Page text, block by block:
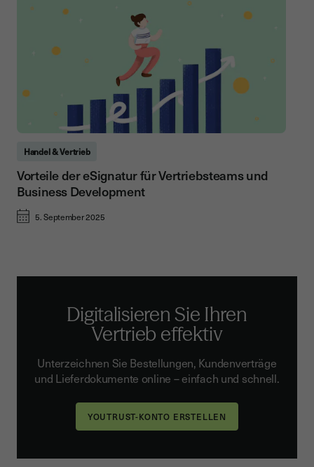
Handel & Vertrieb
Vorteile der eSignatur für Vertriebsteams und
Business Development
5. September 2025
Digitalisieren Sie Ihren
Vertrieb effektiv
Unterzeichnen Sie Bestellungen, Kundenverträge
und Lieferdokumente online – einfach und schnell.